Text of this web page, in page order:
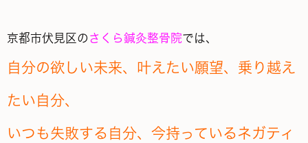
京都市伏見区の さくら鍼灸整骨院では、
自分の欲しい未来、叶えたい願望、乗り越え
たい自分、
いつも失敗する自分、今持っているネガティ